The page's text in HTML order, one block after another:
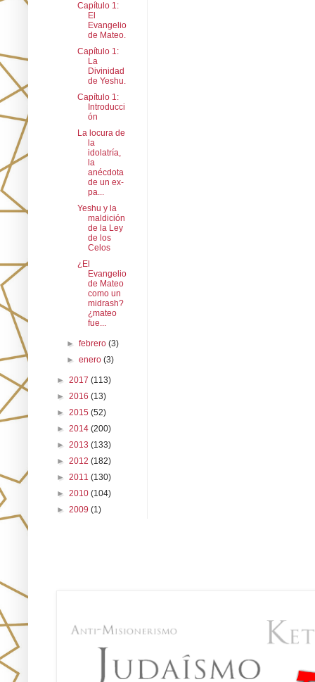
Capítulo 1:
El
Evangelio
de Mateo.
Capítulo 1:
La
Divinidad
de Yeshu.
Capítulo 1:
Introducci
ón
La locura de
la
idolatría,
la
anécdota
de un ex-
pa...
Yeshu y la
maldición
de la Ley
de los
Celos
¿El
Evangelio
de Mateo
como un
midrash?
¿mateo
fue...
►febrero(3)
►enero(3)
► 2017 (113)
► 2016 (13)
► 2015 (52)
► 2014 (200)
► 2013 (133)
► 2012 (182)
► 2011 (130)
► 2010 (104)
► 2009 (1)